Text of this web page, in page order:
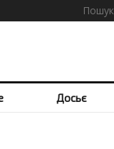
Досьє